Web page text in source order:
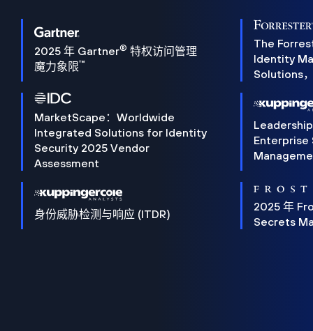
2025 年 Gartner® 特权访问管理
魔力象限™
The
Identity
Solutions
MarketScape：Worldwide
Integrated Solutions for Identity
Security 2025 Vendor
Assessment
Enterprise
身份威胁检测与响应 (ITDR)
2025 年
Secrets